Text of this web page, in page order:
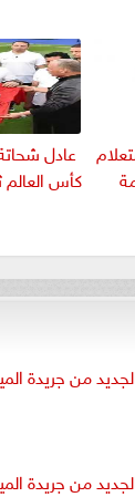
عادل
كأس العالم
من جريدة
من جريدة